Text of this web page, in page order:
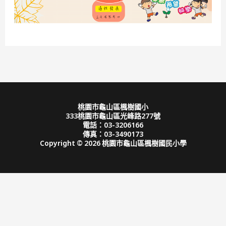
桃園市龜山區楓樹國小
333桃園市龜山區光峰路277號
電話：03-3206166
傳真：03-3490173
Copyright © 2026 桃園市龜山區楓樹國民小學